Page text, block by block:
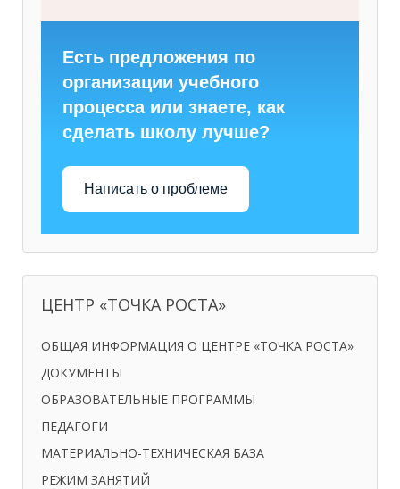
Есть предложения по
организации учебного
процесса или знаете, как
сделать школу лучше?
Написать о проблеме
ЦЕНТР «ТОЧКА РОСТА»
ОБЩАЯ ИНФОРМАЦИЯ О ЦЕНТРЕ «ТОЧКА РОСТА»
ДОКУМЕНТЫ
ОБРАЗОВАТЕЛЬНЫЕ ПРОГРАММЫ
ПЕДАГОГИ
МАТЕРИАЛЬНО-ТЕХНИЧЕСКАЯ БАЗА
РЕЖИМ ЗАНЯТИЙ